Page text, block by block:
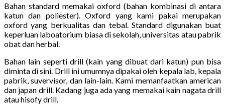
Bahan standard memakai oxford (bahan kombinasi di antara
katun dan poliester). Oxford yang kami pakai merupakan
oxford yang berkualitas dan tebal. Standard digunakan buat
keperluan laboatorium biasa di sekolah, universitas atau pabrik
obat dan herbal.
Bahan lain seperti drill (kain yang dibuat dari katun) pun bisa
diminta di sini. Drill ini umumnya dipakai oleh kepala lab, kepala
pabrik, suvervisor, dan lain-lain. Kami memanfaatkan american
dan japan drill. Kadang juga ada yang memakai kain nagata drill
atau hisofy drill.